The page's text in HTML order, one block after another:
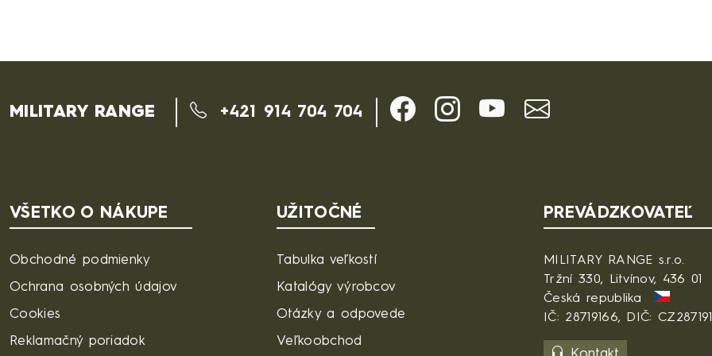
MILITARY RANGE +421 914 704 704
VŠETKO O NÁKUPE
Obchodné podmienky
Ochrana osobných údajov
Cookies
Reklamačný poriadok
UŽITOČNÉ
Tabulka veľkostí
Katalógy výrobcov
Otázky a odpovede
Veľkoobchod
PREVÁDZKOVATEĽ
MILITARY RANGE s.r.o.
Tržní 330, Litvínov, 436 01
Česká republika
IČ: 28719166, DIČ: